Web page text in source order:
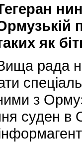
як
рада
з
суден в